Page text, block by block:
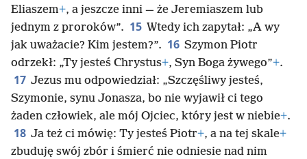
Eliaszem+, a jeszcze inni — że Jeremiaszem lub
jednym z proroków”. 15 Wtedy ich zapytał: „A wy
jak uważacie? Kim jestem?”. 16 Szymon Piotr
odrzekł: „Ty jesteś Chrystus+, Syn Boga żywego”+.
17 Jezus mu odpowiedział: „Szczęśliwy jesteś,
Szymonie, synu Jonasza, bo nie wyjawił ci tego
żaden człowiek, ale mój Ojciec, który jest w niebie+.
18 Ja też ci mówię: Ty jesteś Piotr+, a na tej skale+
zbuduję swój zbór i śmierć nie odniesie nad nim